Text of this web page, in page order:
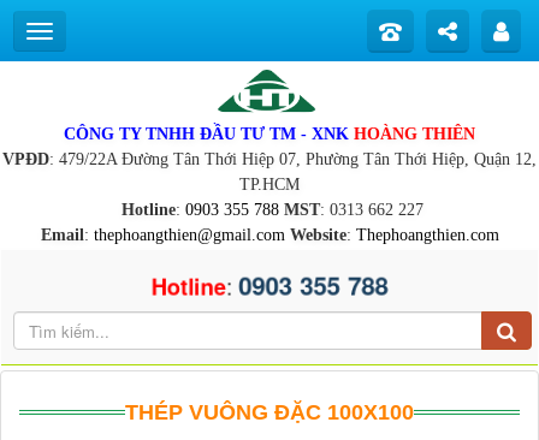
CÔNG TY TNHH ĐẦU TƯ TM - XNK HOÀNG THIÊN
VPĐD: 479/22A Đường Tân Thới Hiệp 07, Phường Tân Thới Hiệp, Quận 12,
TP.HCM
Hotline: 0903 355 788 MST: 0313 662 227
Email: thephoangthien@gmail.com Website: Thephoangthien.com
Hotline: 0903 355 788
THÉP VUÔNG ĐẶC 100X100